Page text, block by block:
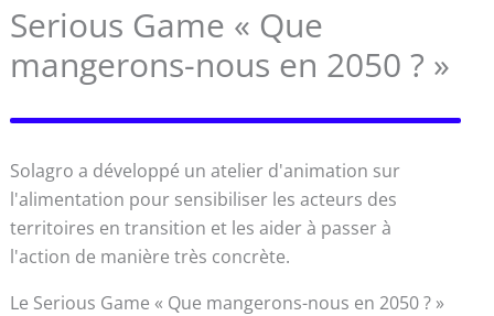
Serious Game « Que
mangerons-nous en 2050 ? »
Solagro a développé un atelier d'animation sur
l'alimentation pour sensibiliser les acteurs des
territoires en transition et les aider à passer à
l'action de manière très concrète.
Le Serious Game « Que mangerons-nous en 2050 ? »